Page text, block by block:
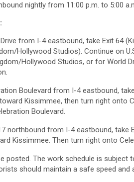
nightly from 11:00 p.m. to 5:00
from I-4 eastbound, take Exit 64
Hollywood Studios). Continue on
Hollywood Studios, or for World
Boulevard from I-4 eastbound,
Kissimmee, then turn right onto
Boulevard.
northbound from I-4 eastbound,
Kissimmee. Then turn right onto
posted. The work schedule is
should maintain a safe speed and